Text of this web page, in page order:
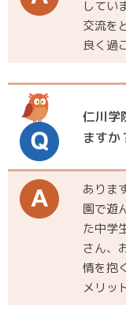
してい
交流を
良く過
仁川学
ますか
ありま
園で遊
た中学
さん、
情を抱
メリッ